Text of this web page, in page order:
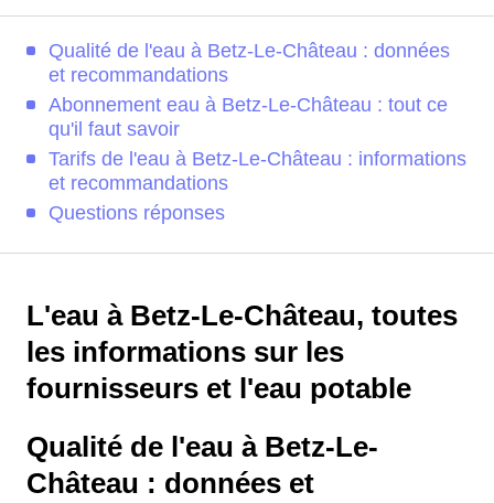
Qualité de l'eau à Betz-Le-Château : données
et recommandations
Abonnement eau à Betz-Le-Château : tout ce
qu'il faut savoir
Tarifs de l'eau à Betz-Le-Château : informations
et recommandations
Questions réponses
L'eau à Betz-Le-Château, toutes
les informations sur les
fournisseurs et l'eau potable
Qualité de l'eau à Betz-Le-
Château : données et